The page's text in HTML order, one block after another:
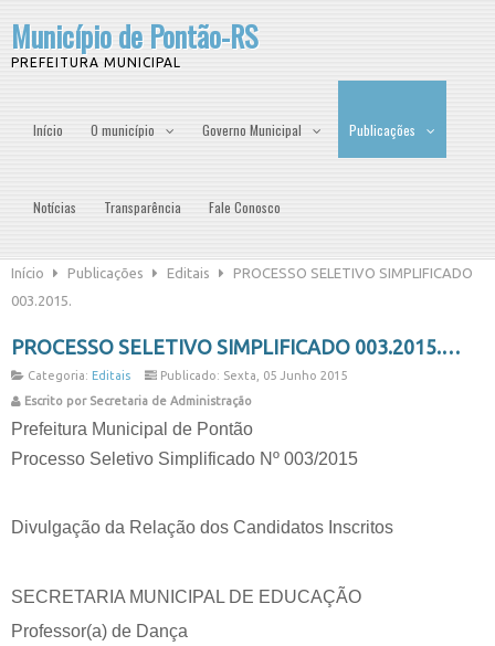
Município de Pontão-RS
PREFEITURA MUNICIPAL
Início O município Governo Municipal Publicações
Notícias Transparência Fale Conosco
Início Publicações Editais
PROCESSO SELETIVO SIMPLIFICADO
003.2015.
PROCESSO SELETIVO SIMPLIFICADO 003.2015.
Categoria: Editais
Publicado: Sexta, 05 Junho 2015
Escrito por Secretaria de Administração
Prefeitura Municipal de Pontão
Processo Seletivo Simplificado Nº 003/2015
Divulgação da Relação dos Candidatos Inscritos
SECRETARIA MUNICIPAL DE EDUCAÇÃO
Professor(a) de Dança